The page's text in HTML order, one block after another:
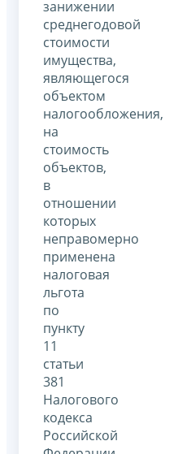
занижении
среднегодовой
стоимости
имущества,
являющегося
объектом
налогообложения,
на
стоимость
объектов,
в
отношении
которых
неправомерно
применена
налоговая
льгота
по
пункту
11
статьи
381
Налогового
кодекса
Российской